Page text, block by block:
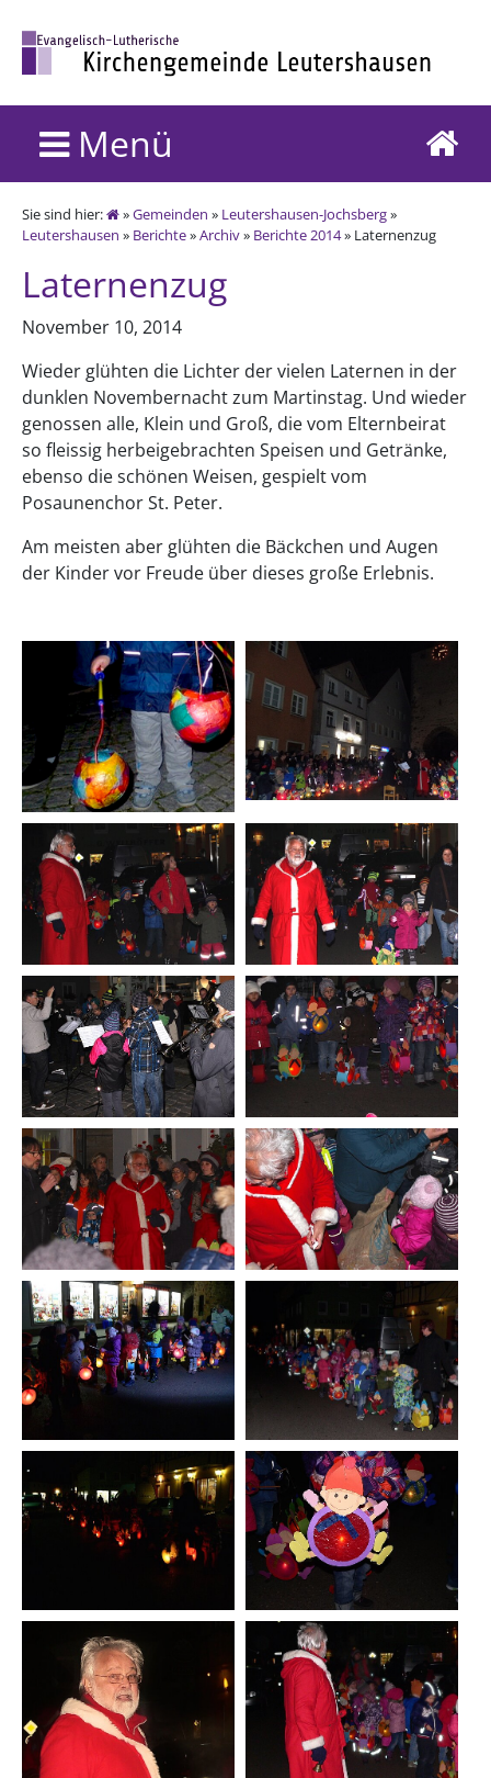
Menü
Sie sind hier: »Gemeinden » Leutershausen-Jochsberg»
Leutershausen » Berichte»Archiv» Berichte 2014» Laternenzug
Laternenzug
November 10, 2014
Wieder glühten die Lichter der vielen Laternen in der
dunklen Novembernacht zum Martinstag. Und wieder
genossen alle, Klein und Groß, die vom Elternbeirat
so fleissig herbeigebrachten Speisen und Getränke,
ebenso die schönen Weisen, gespielt vom
Posaunenchor St. Peter.
Am meisten aber glühten die Bäckchen und Augen
der Kinder vor Freude über dieses große Erlebnis.